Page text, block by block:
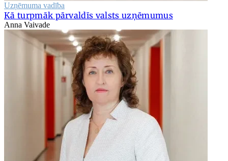
Uzņēmuma vadība
Kā turpmāk pārvaldīs valsts uzņēmumus
Anna Vaivade